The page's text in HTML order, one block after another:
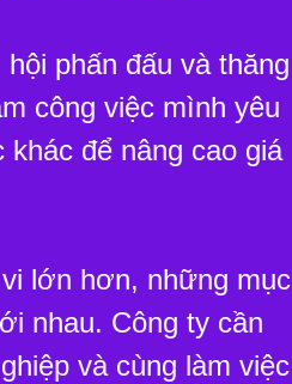
phấn đấu và thăng
công việc mình yêu
để nâng cao giá
lớn hơn, những mục
nhau. Công ty cần
và cùng làm việc